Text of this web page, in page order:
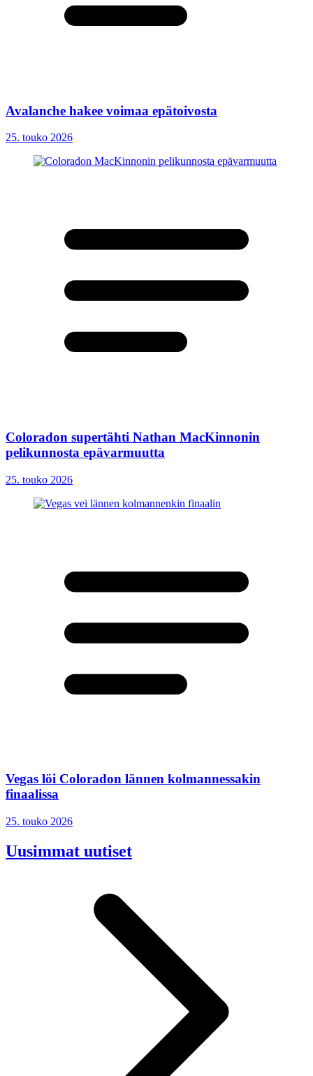
Avalanche hakee voimaa epätoivosta
25. touko 2026
Coloradon supertähti Nathan MacKinnonin
pelikunnosta epävarmuutta
25. touko 2026
Vegas löi Coloradon lännen kolmannessakin
finaalissa
25. touko 2026
Uusimmat uutiset